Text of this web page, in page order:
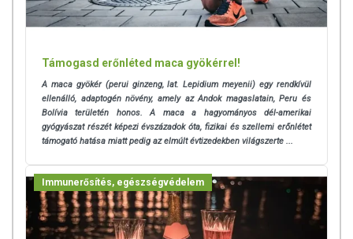
Támogasd erőnléted maca gyökérrel!
A maca gyökér (perui ginzeng, lat. Lepidium meyenii) egy rendkívül
ellenálló, adaptogén növény, amely az Andok magaslatain, Peru és
Bolívia területén honos. A maca a hagyományos dél-amerikai
gyógyászat részét képezi évszázadok óta, fizikai és szellemi erőnlétet
támogató hatása miatt pedig az elmúlt évtizedekben világszerte ...
Immunerősítés, egészségvédelem